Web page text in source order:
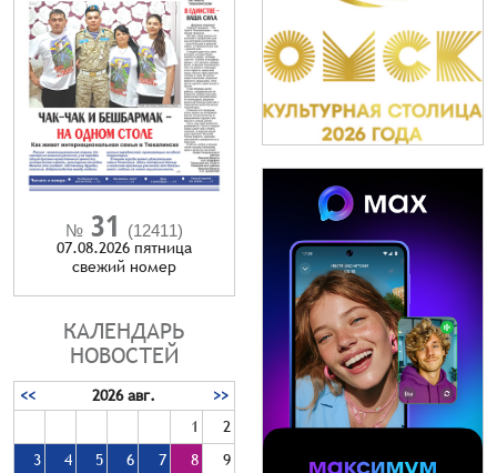
№ 31 (12411)
07.08.2026 пятница
cвежий номер
КАЛЕНДАРЬ
НОВОСТЕЙ
<< 2026 авг.
>>
1
2
3
4 5 6 7 8
9